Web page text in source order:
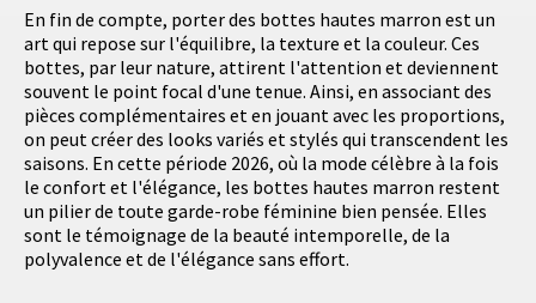
En fin de compte, porter des bottes hautes marron est un
art qui repose sur l'équilibre, la texture et la couleur. Ces
bottes, par leur nature, attirent l'attention et deviennent
souvent le point focal d'une tenue. Ainsi, en associant des
pièces complémentaires et en jouant avec les proportions,
on peut créer des looks variés et stylés qui transcendent les
saisons. En cette période 2026, où la mode célèbre à la fois
le confort et l'élégance, les bottes hautes marron restent
un pilier de toute garde-robe féminine bien pensée. Elles
sont le témoignage de la beauté intemporelle, de la
polyvalence et de l'élégance sans effort.